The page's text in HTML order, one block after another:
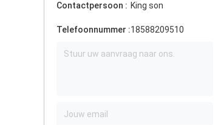
Contactpersoon : King son
Telefoonnummer :18588209510